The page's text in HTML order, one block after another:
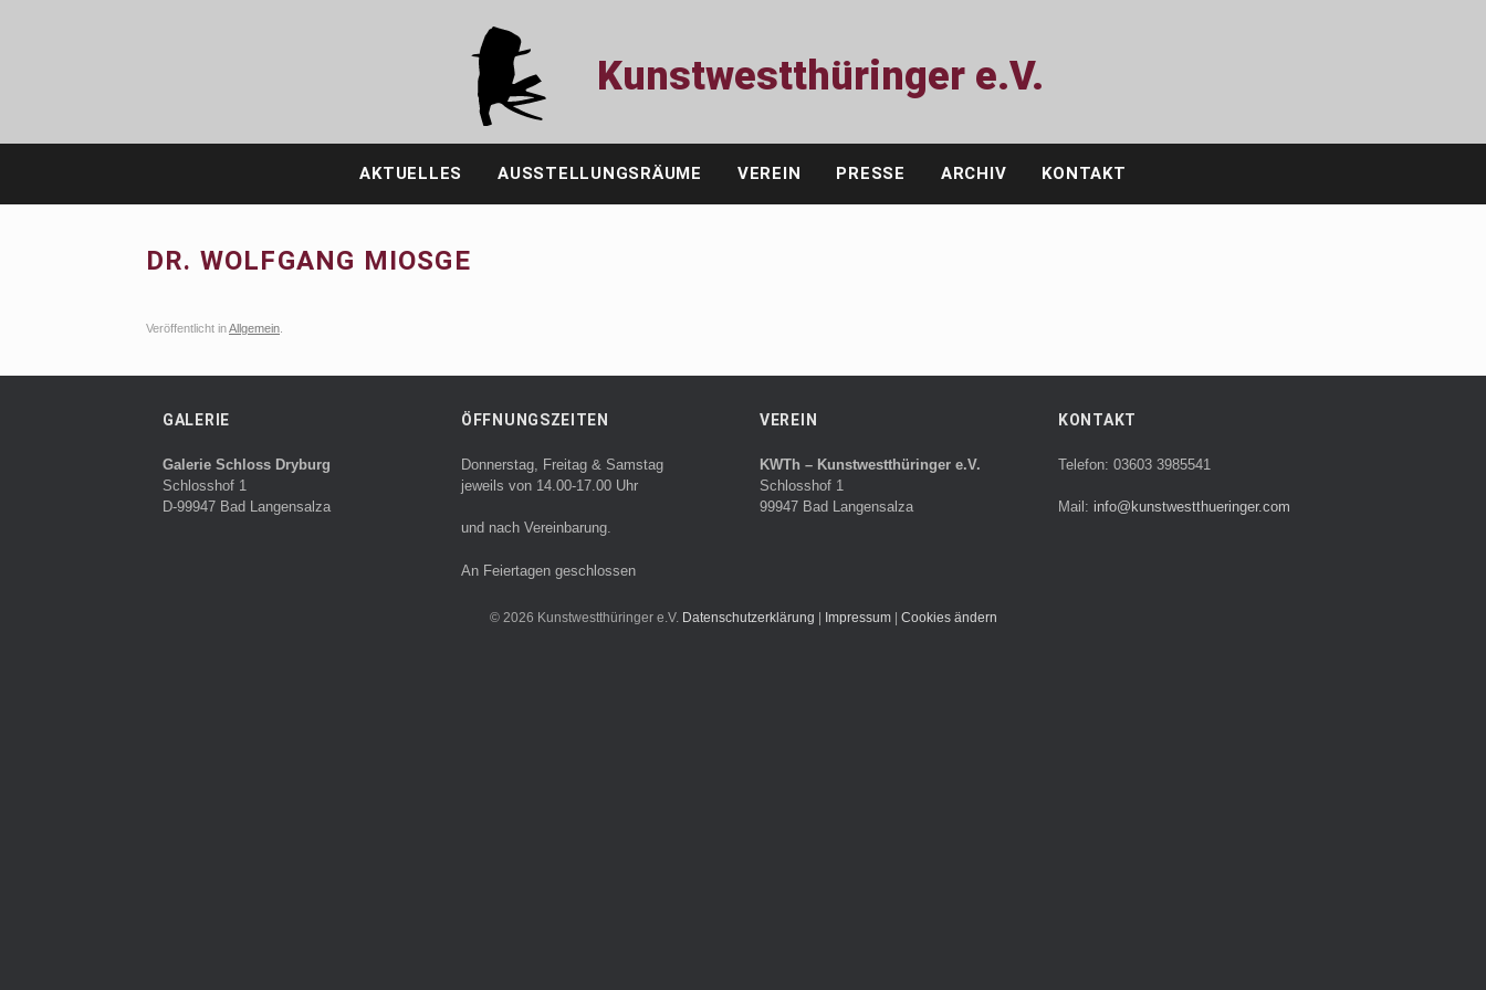
Kunstwestthüringer e.V.
AKTUELLES AUSSTELLUNGSRÄUME VEREIN PRESSE ARCHIV KONTAKT
DR. WOLFGANG MIOSGE
Veröffentlicht inAllgemein
GALERIE
Galerie Schloss Dryburg
Schlosshof 1
D-99947 Bad Langensalza
ÖFFNUNGSZEITEN
Donnerstag, Freitag & Samstag
jeweils von 14.00-17.00 Uhr
und nach Vereinbarung.
An Feiertagen geschlossen
VEREIN
KWTh – Kunstwestthüringer e.V.
Schlosshof 1
99947 Bad Langensalza
KONTAKT
Telefon: 03603 3985541
Mail: info@kunstwestthueringer.com
© 2026 Kunstwestthüringer e.V. Datenschutzerklärung Impressum Cookies ändern